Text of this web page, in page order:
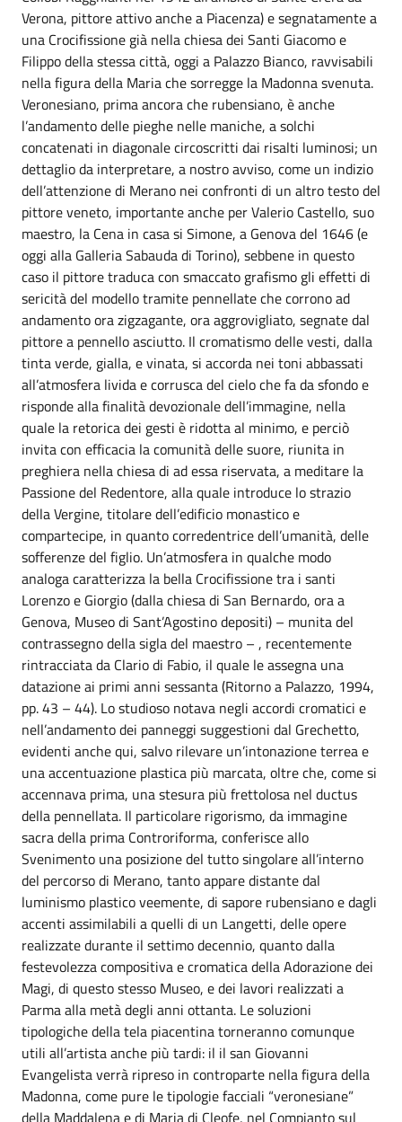
Verona, pittore attivo anche a Piacenza) e segnatamente a
una Crocifissione già nella chiesa dei Santi Giacomo e
Filippo della stessa città, oggi a Palazzo Bianco, ravvisabili
nella figura della Maria che sorregge la Madonna svenuta.
Veronesiano, prima ancora che rubensiano, è anche
l’andamento delle pieghe nelle maniche, a solchi
concatenati in diagonale circoscritti dai risalti luminosi; un
dettaglio da interpretare, a nostro avviso, come un indizio
dell’attenzione di Merano nei confronti di un altro testo del
pittore veneto, importante anche per Valerio Castello, suo
maestro, la Cena in casa si Simone, a Genova del 1646 (e
oggi alla Galleria Sabauda di Torino), sebbene in questo
caso il pittore traduca con smaccato grafismo gli effetti di
sericità del modello tramite pennellate che corrono ad
andamento ora zigzagante, ora aggrovigliato, segnate dal
pittore a pennello asciutto. Il cromatismo delle vesti, dalla
tinta verde, gialla, e vinata, si accorda nei toni abbassati
all’atmosfera livida e corrusca del cielo che fa da sfondo e
risponde alla finalità devozionale dell’immagine, nella
quale la retorica dei gesti è ridotta al minimo, e perciò
invita con efficacia la comunità delle suore, riunita in
preghiera nella chiesa di ad essa riservata, a meditare la
Passione del Redentore, alla quale introduce lo strazio
della Vergine, titolare dell’edificio monastico e
compartecipe, in quanto corredentrice dell’umanità, delle
sofferenze del figlio. Un’atmosfera in qualche modo
analoga caratterizza la bella Crocifissione tra i santi
Lorenzo e Giorgio (dalla chiesa di San Bernardo, ora a
Genova, Museo di Sant’Agostino depositi) – munita del
contrassegno della sigla del maestro – , recentemente
rintracciata da Clario di Fabio, il quale le assegna una
datazione ai primi anni sessanta (Ritorno a Palazzo, 1994,
pp. 43 – 44). Lo studioso notava negli accordi cromatici e
nell’andamento dei panneggi suggestioni dal Grechetto,
evidenti anche qui, salvo rilevare un’intonazione terrea e
una accentuazione plastica più marcata, oltre che, come si
accennava prima, una stesura più frettolosa nel ductus
della pennellata. Il particolare rigorismo, da immagine
sacra della prima Controriforma, conferisce allo
Svenimento una posizione del tutto singolare all’interno
del percorso di Merano, tanto appare distante dal
luminismo plastico veemente, di sapore rubensiano e dagli
accenti assimilabili a quelli di un Langetti, delle opere
realizzate durante il settimo decennio, quanto dalla
festevolezza compositiva e cromatica della Adorazione dei
Magi, di questo stesso Museo, e dei lavori realizzati a
Parma alla metà degli anni ottanta. Le soluzioni
tipologiche della tela piacentina torneranno comunque
utili all’artista anche più tardi: il il san Giovanni
Evangelista verrà ripreso in controparte nella figura della
Madonna, come pure le tipologie facciali “veronesiane”
della Maddalena e di Maria di Cleofe, nel Compianto sul